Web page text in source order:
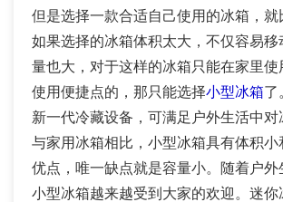
但是选择一款合适自己使用的冰箱，就
如果选择的冰箱体积太大，不仅容易移
量也大，对于这样的冰箱只能在家里使
使用便捷点的，那只能选择小型冰箱了
新一代冷藏设备，可满足户外生活中对
与家用冰箱相比，小型冰箱具有体积小
优点，唯一缺点就是容量小。随着户外
小型冰箱越来越受到大家的欢迎。 迷你